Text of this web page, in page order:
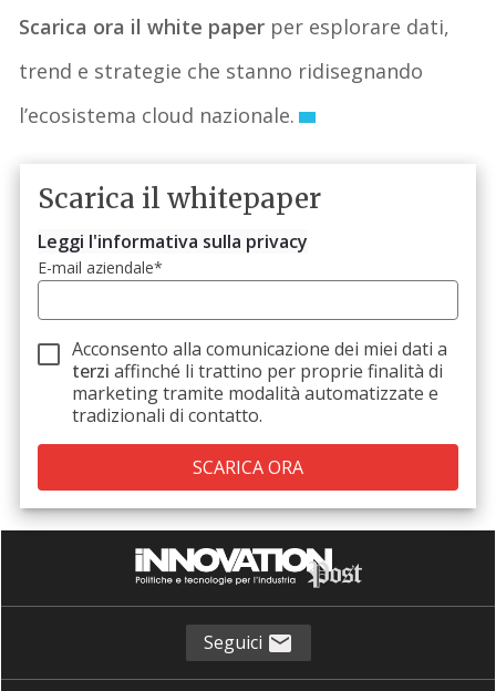
Scarica ora il white paper per esplorare dati,
trend e strategie che stanno ridisegnando
l’ecosistema cloud nazionale.
Scarica il whitepaper
Leggi l'informativa sulla privacy
E-mail aziendale*
Acconsento alla comunicazione dei miei dati a
terzi affinché li trattino per proprie finalità di
marketing tramite modalità automatizzate e
tradizionali di contatto.
Seguici